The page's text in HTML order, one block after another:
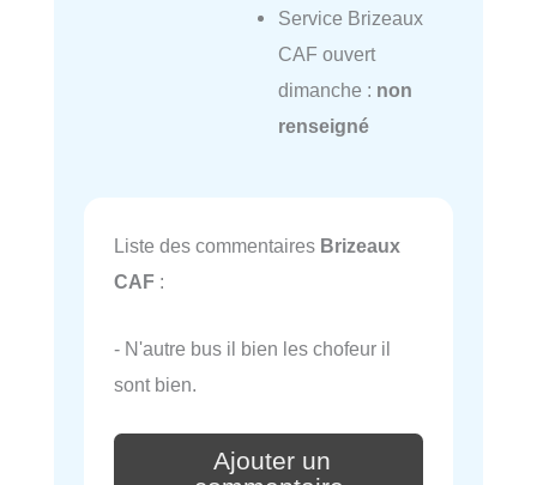
Service Brizeaux
CAF ouvert
dimanche : non
renseigné
Liste des commentaires Brizeaux
CAF :
- N'autre bus il bien les chofeur il
sont bien.
Ajouter un